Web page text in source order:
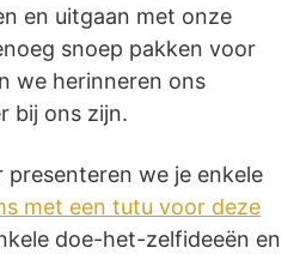
en uitgaan met onze
snoep pakken voor
we herinneren ons
bij ons zijn.
presenteren we je enkele
met een tutu voor deze
doe-het-zelfideeën en